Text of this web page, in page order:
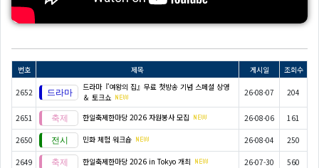
번호 제목 게시일 조회수
2652
드라마『여왕의 집』무료 첫방송 기념 스페셜 상영
＆ 토크쇼
26-08-07 204
2651 한일축제한마당 2026 자원봉사 모집 26-08-06 161
2650 민화 체험 워크숍 26-08-04 250
2649 한일축제한마당 2026 in Tokyo 개최 26-07-30 560